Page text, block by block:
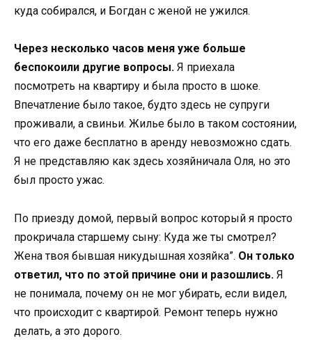
куда собирался, и Богдан с женой не ужился.
Через несколько часов меня уже больше
беспокоили другие вопросы. Я приехала
посмотреть на квартиру и была просто в шоке.
Впечатление было такое, будто здесь не супруги
проживали, а свиньи. Жилье было в таком состоянии,
что его даже бесплатно в аренду невозможно сдать.
Я не представляю как здесь хозяйничала Оля, но это
был просто ужас.
По приезду домой, первый вопрос который я просто
прокричала старшему сыну: Куда же ты смотрел?
Жена твоя бывшая никудышная хозяйка”. Он только
ответил, что по этой причине они и разошлись. Я
не понимала, почему он не мог убирать, если видел,
что происходит с квартирой. Ремонт теперь нужно
делать, а это дорого.